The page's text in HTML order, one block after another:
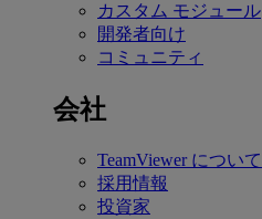
カスタム モジュール
開発者向け
コミュニティ
会社
TeamViewer について
採用情報
投資家